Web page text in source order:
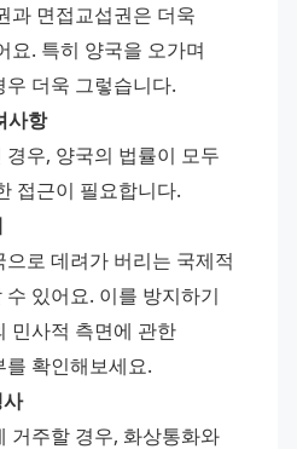
과 면접교섭권은 더욱
요. 특히 양국을 오가며
더욱 그렇습니다.
사항
우, 양국의 법률이 모두
접근이 필요합니다.
로 데려가 버리는 국제적
있어요. 이를 방지하기
민사적 측면에 관한
확인해보세요.
거주할 경우, 화상통화와